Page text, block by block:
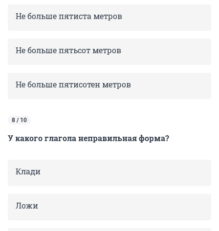
Не больше пятиста метров
Не больше пятьсот метров
Не больше пятисотен метров
8 / 10
У какого глагола неправильная форма?
Клади
Ложи